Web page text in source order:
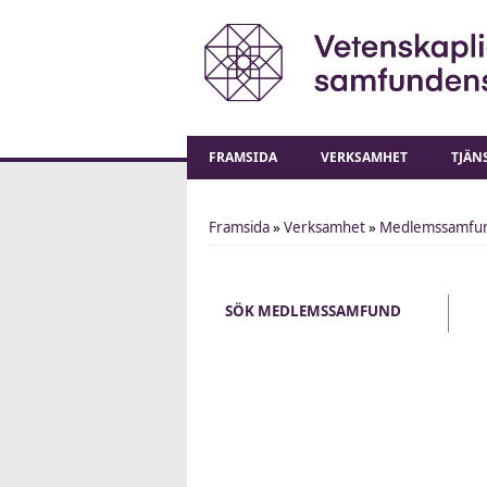
FRAMSIDA VERKSAMHET
Framsida»Verksamhet»
SÖK MEDLEMSSAMFUND